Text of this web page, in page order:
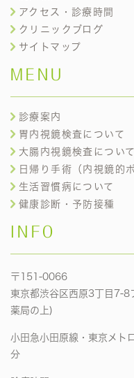
アクセス・診療時間
クリニックブログ
サイトマップ
MENU
診療案内
胃内視鏡検査について
大腸内視鏡検査について
日帰り手術（内視鏡的
生活習慣病について
健康診断・予防接種
INFO
〒151-0066
東京都渋谷区西原3丁目7-8
薬局の上)
小田急小田原線・東京メト
分